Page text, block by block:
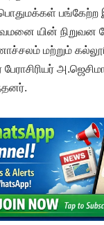
பங்கேற்ற
யின்
மற்றும்